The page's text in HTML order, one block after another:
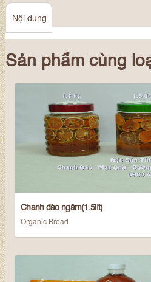
Nội dung
Sản phẩm cùng
Chanh đào ngâm(1.5lít)
Organic Bread